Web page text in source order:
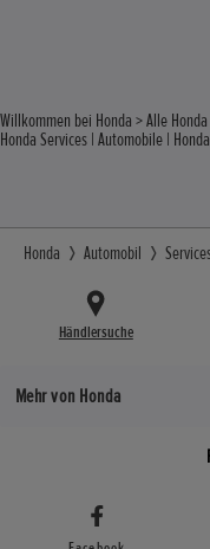
Willkommen bei Honda
Alle
Honda Services | Automobile |
Honda Automobil
Händlersuche
Mehr von Honda